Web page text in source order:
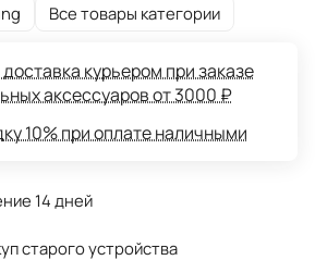
Все товары категории
курьером при заказе
аксессуаров от 3000 ₽
10% при оплате наличными
14 дней
старого устройства